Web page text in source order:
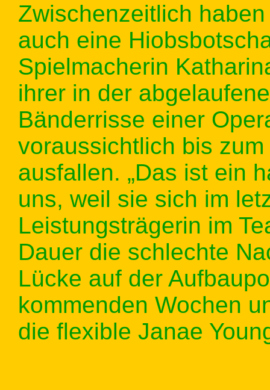
Zwischenzeitlich
auch eine
Spielmacherin
ihrer in der
Bänderrisse einer
voraussichtlich bis
ausfallen. „Das ist ein
uns, weil sie sich im
Leistungsträgerin im
Dauer die schlechte
Lücke auf der
kommenden Wochen
die flexible Janae